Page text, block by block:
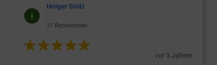
Holger Stolz
31 Rezensionen
vor 3 Jahren